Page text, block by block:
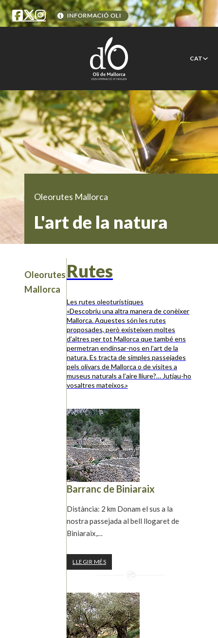
CAT
Oleorutes Mallorca
L'art de la natura
Oleorutes
Mallorca
Rutes
Les rutes oleoturístiques
«Descobriu una altra manera de conèixer
Mallorca. Aquestes són les rutes
proposades, però existeixen moltes
d’altres per tot Mallorca que també ens
permetran endinsar-nos en l’art de la
natura. Es tracta de simples passejades
pels olivars de Mallorca o de visites a
museus naturals a l’aire lliure?… Jutjau-ho
vosaltres mateixos.»
Barranc de Biniaraix
Distància: 2 km Donam el sus a la
nostra passejada al bell llogaret de
Biniaraix,…
LLEGIR MÉS